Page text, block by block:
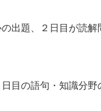
出題、２日目が読解
目の語句・知識分野